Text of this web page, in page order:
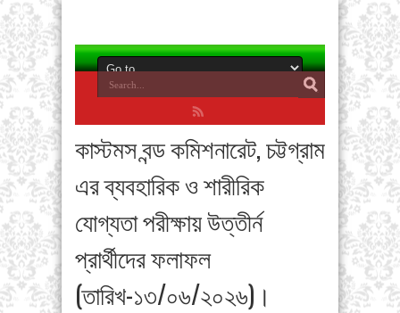
কাস্টমস বন্ড কমিশনারেট, চট্টগ্রাম
এর ব্যবহারিক ও শারীরিক
যোগ্যতা পরীক্ষায় উত্তীর্ন
প্রার্থীদের ফলাফল
(তারিখ-১৩/০৬/২০২৬)।